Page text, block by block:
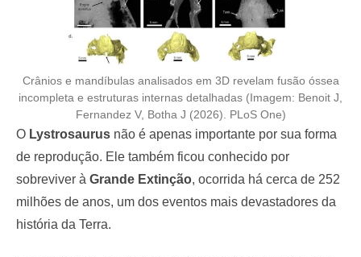
Crânios e mandíbulas analisados em 3D revelam fusão óssea
incompleta e estruturas internas detalhadas (Imagem: Benoit J,
Fernandez V, Botha J (2026). PLoS One)
O Lystrosaurus não é apenas importante por sua forma
de reprodução. Ele também ficou conhecido por
sobreviver à Grande Extinção, ocorrida há cerca de 252
milhões de anos, um dos eventos mais devastadores da
história da Terra.